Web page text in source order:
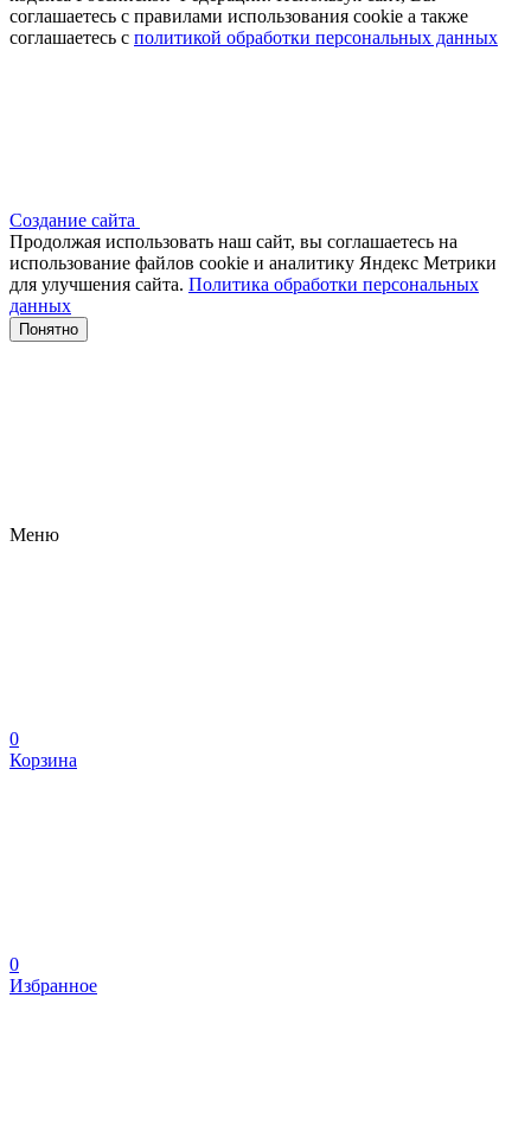
соглашаетесь с правилами использования cookie а также
соглашаетесь с политикой обработки персональных данных
Создание сайта
Продолжая использовать наш сайт, вы соглашаетесь на
использование файлов сооkіе и аналитику Яндекс Метрики
для улучшения сайта. Политика обработки персональных
данных
Понятно
Меню
0
Корзина
0
Избранное